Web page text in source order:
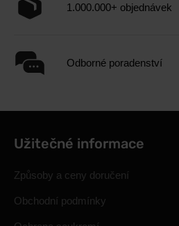
1.000.000+ objednávek
Odborné poradenství
Užitečné informace
Způsoby a ceny doručení
Obchodní podmínky